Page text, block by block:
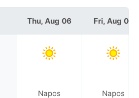
Thu, Aug 06
Napos
Fri, Aug 07
Napos